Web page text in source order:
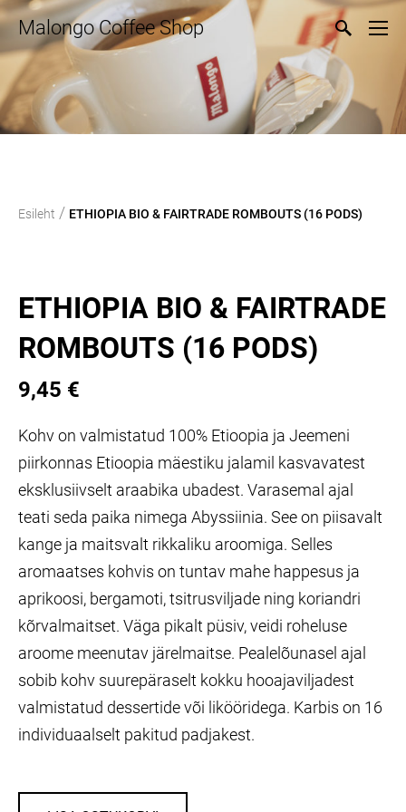
Malongo Coffee Shop
Esileht / ETHIOPIA BIO & FAIRTRADE ROMBOUTS (16 PODS)
ETHIOPIA BIO & FAIRTRADE
ROMBOUTS (16 PODS)
9,45 €
Kohv on valmistatud 100% Etioopia ja Jeemeni
piirkonnas Etioopia mäestiku jalamil kasvavatest
eksklusiivselt araabika ubadest. Varasemal ajal
teati seda paika nimega Abyssiinia. See on piisavalt
kange ja maitsvalt rikkaliku aroomiga. Selles
aromaatses kohvis on tuntav mahe happesus ja
aprikoosi, bergamoti, tsitrusviljade ning koriandri
kõrvalmaitset. Väga pikalt püsiv, veidi roheluse
aroome meenutav järelmaitse. Pealelõunasel ajal
sobib kohv suurepäraselt kokku hooajaviljadest
valmistatud dessertide või likööridega. Karbis on 16
individuaalselt pakitud padjakest.